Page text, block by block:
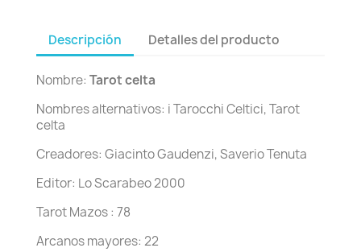
Descripción Detalles del producto
Nombre: Tarot celta
Nombres alternativos: i Tarocchi Celtici, Tarot
celta
Creadores: Giacinto Gaudenzi, Saverio Tenuta
Editor: Lo Scarabeo 2000
Tarot Mazos : 78
Arcanos mayores: 22